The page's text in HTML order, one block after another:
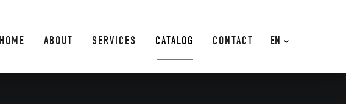
EN
HOME ABOUT SERVICES CATALOG CONTACT